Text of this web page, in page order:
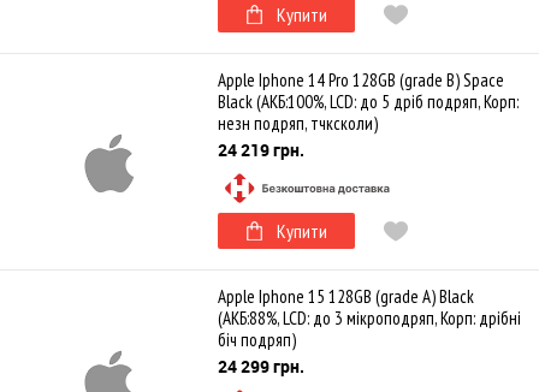
Купити
Apple Iphone 14 Pro 128GB (grade B) Space
Black (АКБ:100%, LCD: до 5 дріб подряп, Корп:
незн подряп, тчксколи)
24 219 грн.
Купити
Apple Iphone 15 128GB (grade A) Black
(АКБ:88%, LCD: до 3 мікроподряп, Корп: дрібні
біч подряп)
24 299 грн.